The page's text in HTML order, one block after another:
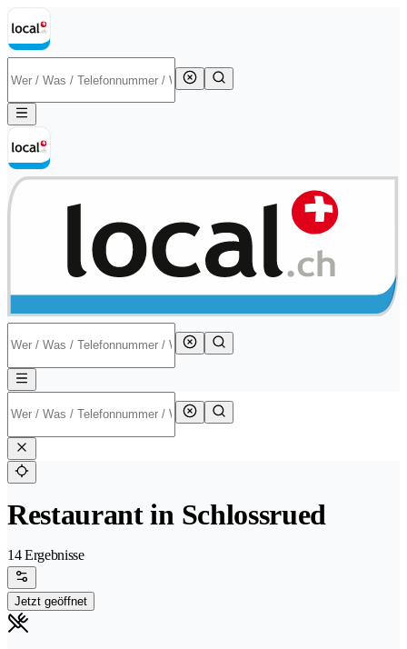
Restaurant in Schlossrued
14 Ergebnisse
Jetzt geöffnet